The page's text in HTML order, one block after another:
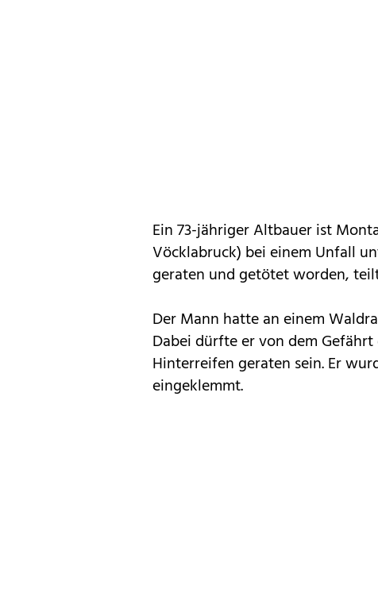
Ein 73-jähriger Altbauer ist
Vöcklabruck) bei einem Unfall
geraten und getötet worden,
Der Mann hatte an einem
Dabei dürfte er von dem
Hinterreifen geraten sein. Er
eingeklemmt.